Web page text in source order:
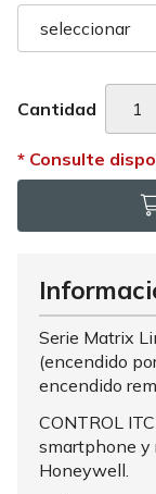
Cantidad
Serie Matrix
(encendido
encendido
CONTROL
smartphone y
Honeywell.